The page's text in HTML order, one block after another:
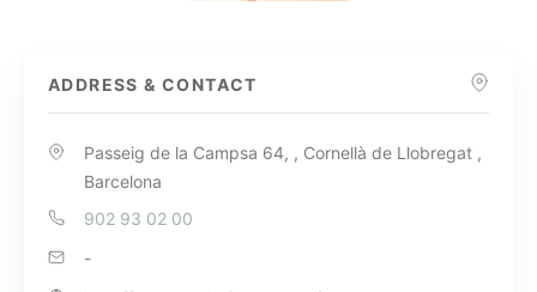
ADDRESS & CONTACT
Passeig de la Campsa 64, , Cornellà de Llobregat ,
Barcelona
902 93 02 00
-